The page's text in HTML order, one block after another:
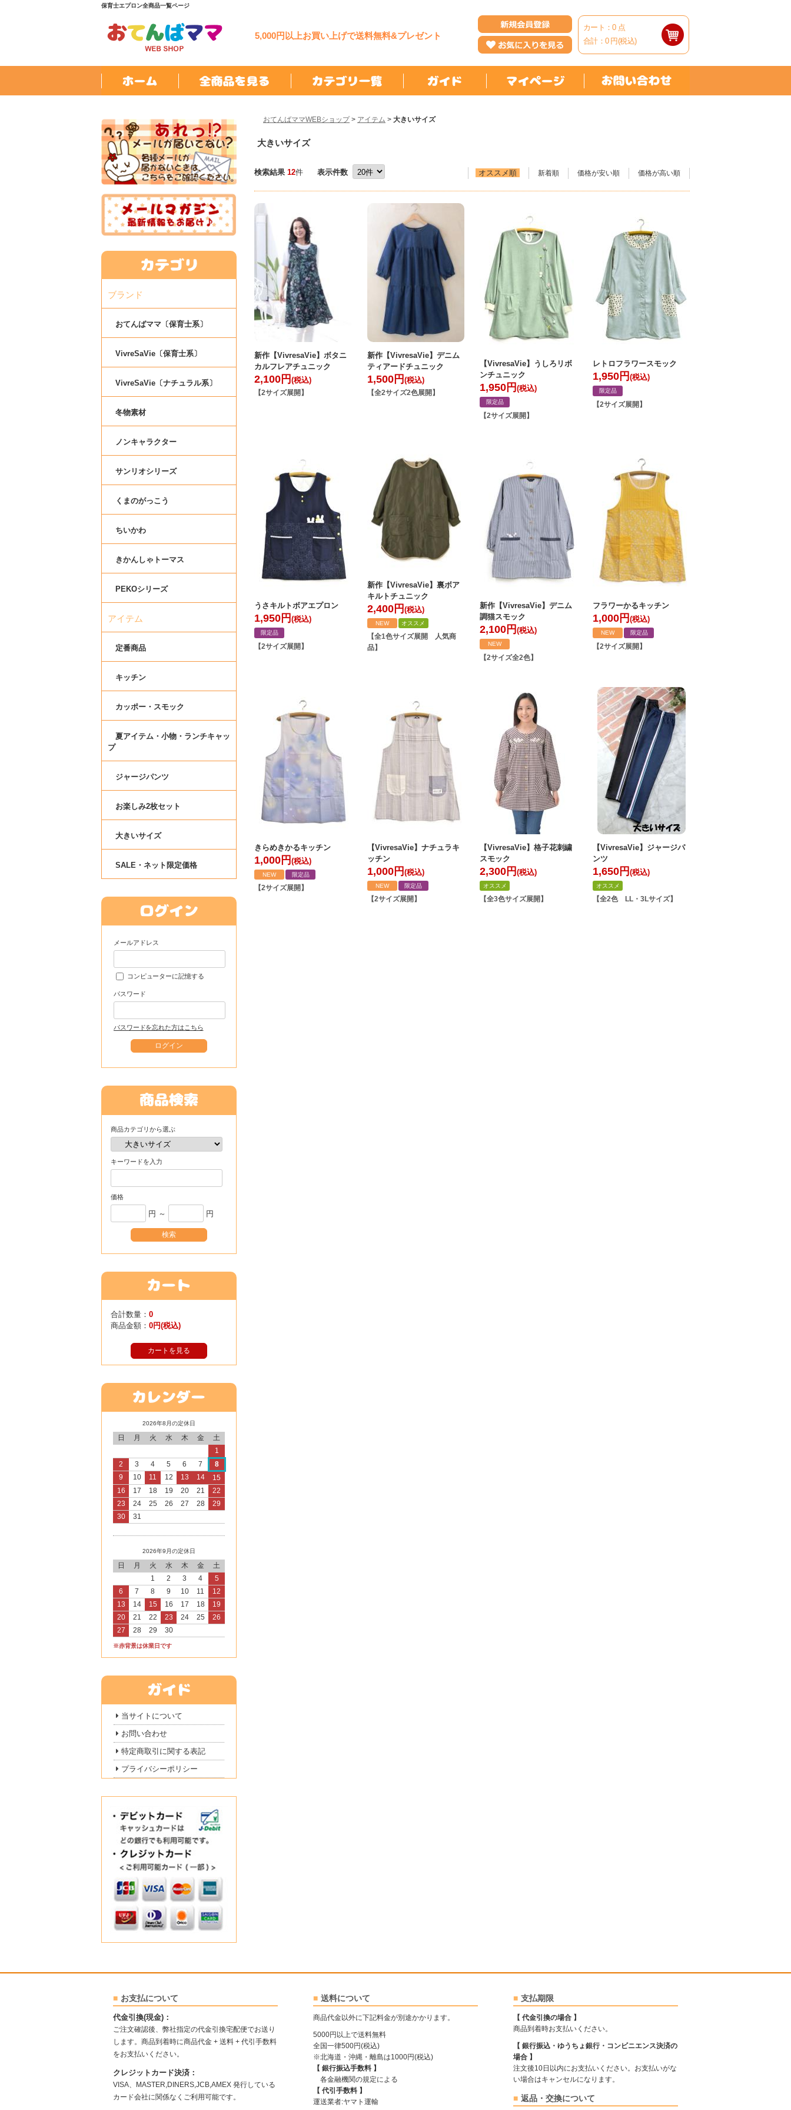
保育士エプロン全商品一覧ページ
5,000円以上お買い上げで送料無料&プレゼント
カート：0 点
合計：0 円(税込)
ブランド
おてんばママ〔保育士系〕
VivreSaVie〔保育士系〕
VivreSaVie〔ナチュラル系〕
冬物素材
ノンキャラクター
サンリオシリーズ
くまのがっこう
ちいかわ
きかんしゃトーマス
PEKOシリーズ
アイテム
定番商品
キッチン
カッポー・スモック
夏アイテム・小物・ランチキャッ
プ
ジャージパンツ
お楽しみ2枚セット
大きいサイズ
SALE・ネット限定価格
メールアドレス
コンピューターに記憶する
パスワード
パスワードを忘れた方はこちら
商品カテゴリから選ぶ
キーワードを入力
価格
円 ～ 円
合計数量： 0
商品金額： 0円(税込)
カートを見る
2026年8月の定休日
日 月 火 水 木 金
土
1
2
3 4 5 6 7
8
9
10 11 12 13 14
15
16
17 18 19 20 21
22
23
24 25 26 27 28
29
30
31
2026年9月の定休日
日 月 火 水 木 金
土
1
2 3 4
5
6
7 8 9 10 11
12
13
14 15 16 17 18
19
20
21 22 23 24 25
26
27
28 29 30
※赤背景は休業日です
当サイトについて
お問い合わせ
特定商取引に関する表記
プライバシーポリシー
おてんばママWEBショップ> アイテム > 大きいサイズ
大きいサイズ
検索結果 12件 表示件数 オススメ順 新着順 価格が安い順 価格が高い順
新作【VivresaVie】ボタニ
カルフレアチュニック
2,100円 (税込)
【2サイズ展開】
新作【VivresaVie】デニム
ティアードチュニック
1,500円 (税込)
【全2サイズ2色展開】
【VivresaVie】うしろリボ
ンチュニック
1,950円(税込)
限定品
【2サイズ展開】
レトロフラワースモック
1,950円 (税込)
限定品
【2サイズ展開】
うさキルトボアエプロン
1,950円 (税込)
限定品
【2サイズ展開】
新作【VivresaVie】裏ボア
キルトチュニック
2,400円 (税込)
NEW オススメ
【全1色サイズ展開 人気商
品】
新作【VivresaVie】デニム
調猫スモック
2,100円(税込)
NEW
【2サイズ全2色】
フラワーかるキッチン
1,000円 (税込)
NEW 限定品
【2サイズ展開】
きらめきかるキッチン
1,000円 (税込)
NEW 限定品
【2サイズ展開】
【VivresaVie】ナチュラキ
ッチン
1,000円 (税込)
NEW 限定品
【2サイズ展開】
【VivresaVie】格子花刺繍
スモック
2,300円(税込)
オススメ
【全3色サイズ展開】
【VivresaVie】ジャージパ
ンツ
1,650円 (税込)
オススメ
【全2色 LL・3Lサイズ】
お支払について
代金引換(現金)：
ご注文確認後、弊社指定の代金引換宅配便でお送り
します。商品到着時に商品代金 + 送料 + 代引手数料
をお支払いください。
クレジットカード決済：
VISA、MASTER,DINERS,JCB,AMEX 発行している
カード会社に関係なくご利用可能です。
送料について
商品代金以外に下記料金が別途かかります。
5000円以上で送料無料
全国一律500円(税込)
※北海道・沖縄・離島は1000円(税込)
【 銀行振込手数料 】
各金融機関の規定による
【 代引手数料 】
運送業者:ヤマト運輸
支払期限
【 代金引換の場合 】
商品到着時お支払いください。
【 銀行振込・ゆうちょ銀行・コンビニエンス決済の
場合 】
注文後10日以内にお支払いください。お支払いがな
い場合はキャンセルになります。
返品・交換について